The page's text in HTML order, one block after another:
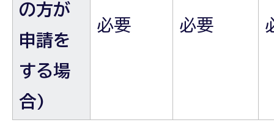
の方が
申請を
する場
合)
必要 必要